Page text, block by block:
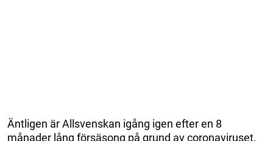
Äntligen är Allsvenskan igång igen efter en 8
månader lång försäsong på grund av coronaviruset.